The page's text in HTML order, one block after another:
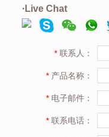
· Live Chat
* 联系人：
* 产品名称：
* 电子邮件：
* 联系电话：